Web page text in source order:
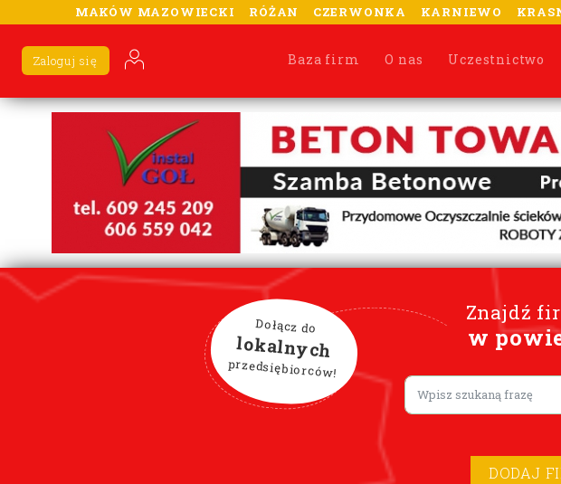
MAKÓW MAZOWIECKI RÓŻAN CZERWONKA KARNIEWO
Baza firm O nas Uczestnictwo
Zaloguj się
Znajdź
w
Dołącz do
lokalnych
przedsiębiorców!
Lorem ipsum
DODAJ